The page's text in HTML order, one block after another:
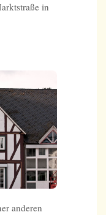
in
anderen